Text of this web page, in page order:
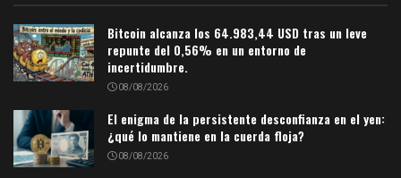
Bitcoin alcanza los 64.983,44 USD tras un leve
repunte del 0,56% en un entorno de
incertidumbre.
08/08/2026
El enigma de la persistente desconfianza en el yen:
¿qué lo mantiene en la cuerda floja?
08/08/2026